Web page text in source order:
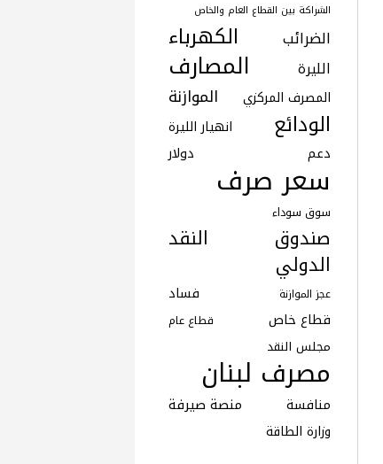
الشراكة بين القطاع العام والخاص
الضرائب الكهرباء
الليرة المصارف
المصرف المركزي الموازنة
الودائع
انهيار الليرة
دعم
دولار
سعر صرف
سوق سوداء
صندوق النقد
الدولي
عجز الموازنة
فساد
قطاع خاص
قطاع عام
مجلس النقد
مصرف لبنان
منافسة منصة صيرفة
وزارة الطاقة